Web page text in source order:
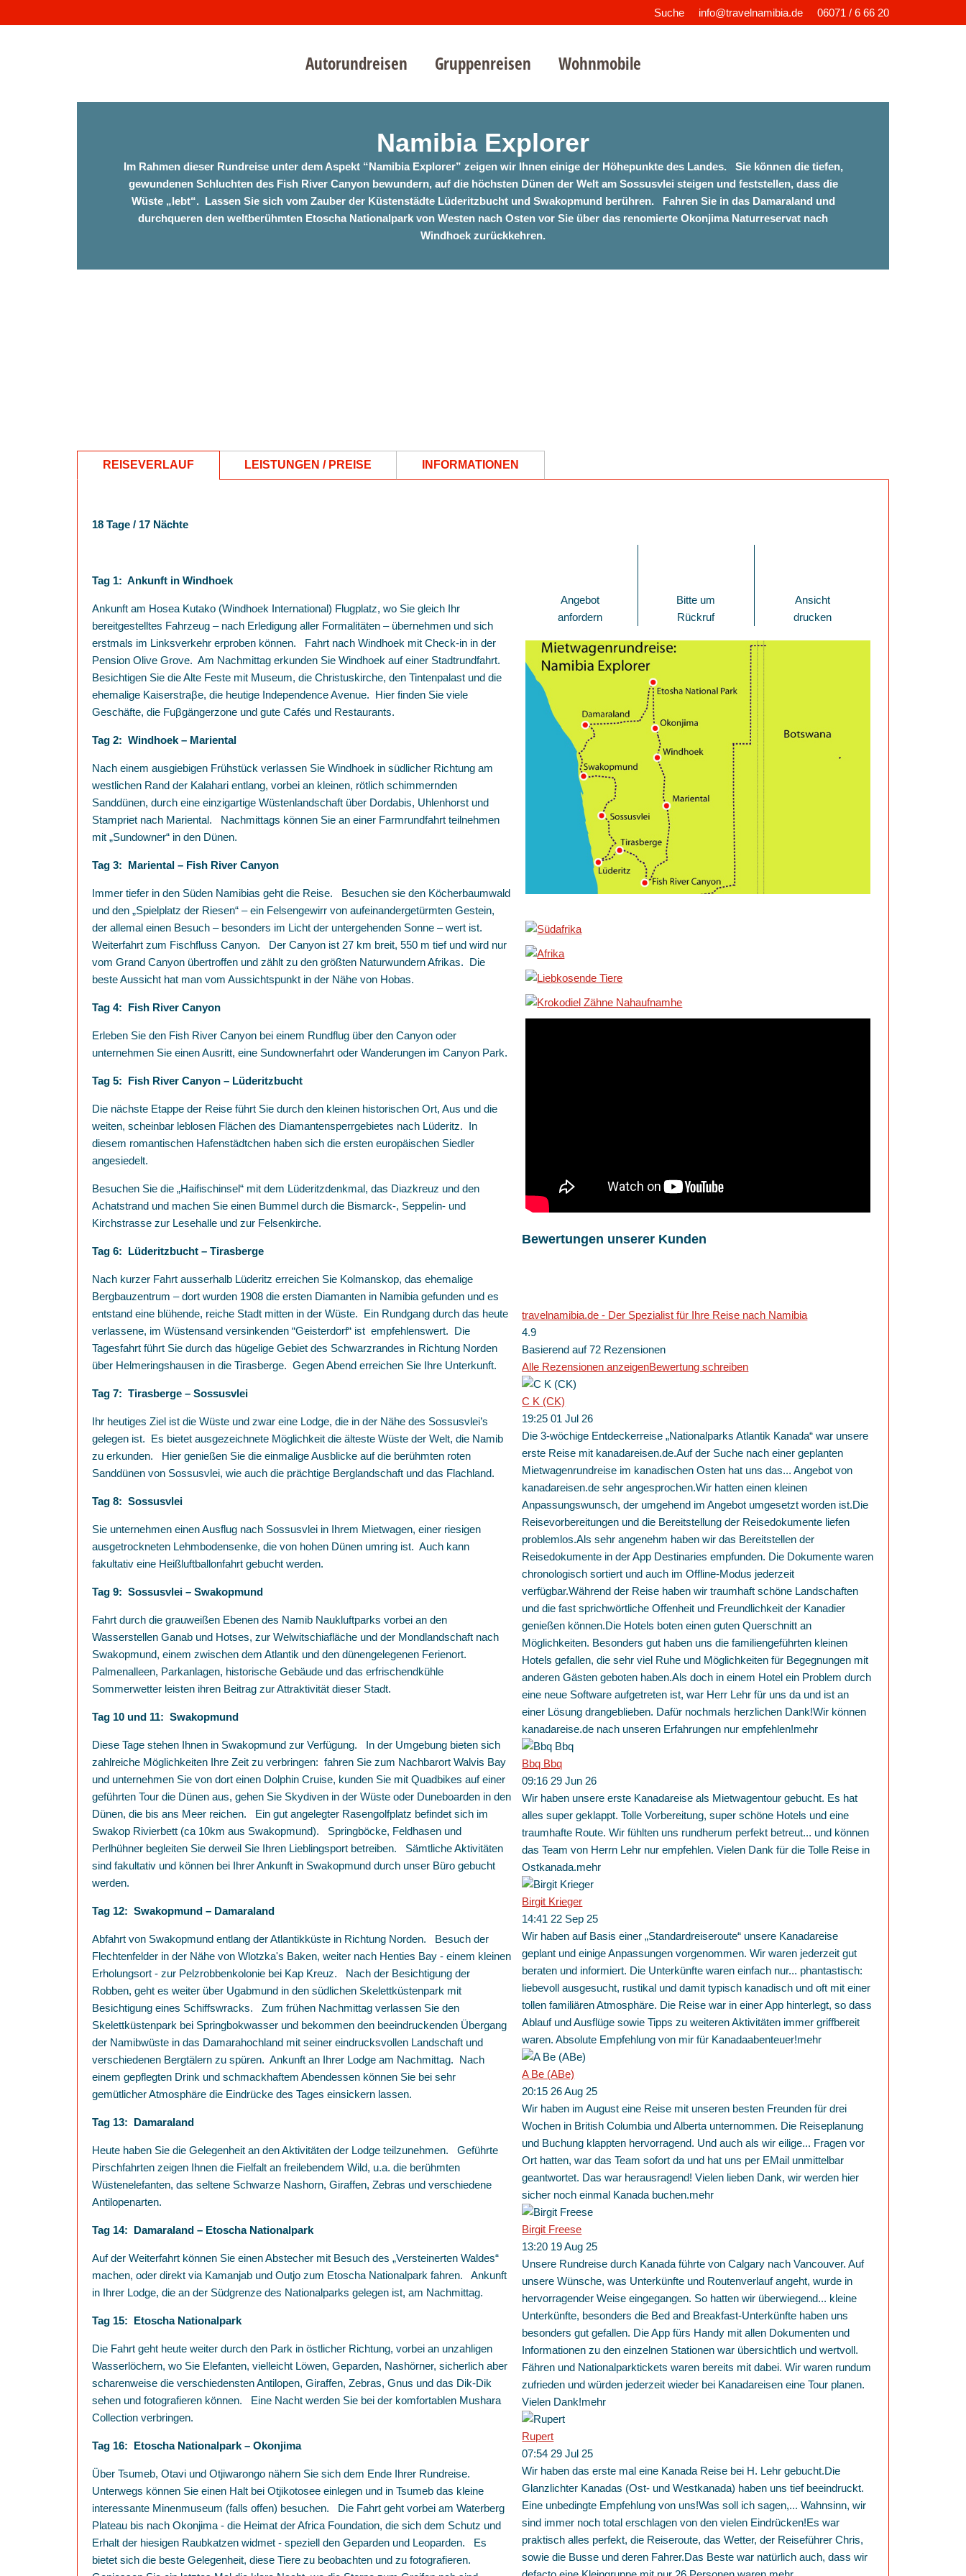
Suche info@travelnamibia.de 06071 / 6 66 20
Autorundreisen Gruppenreisen Wohnmobile
Namibia Explorer
Im Rahmen dieser Rundreise unter dem Aspekt “Namibia Explorer” zeigen wir Ihnen einige der Höhepunkte des Landes. Sie können die tiefen,
gewundenen Schluchten des Fish River Canyon bewundern, auf die höchsten Dünen der Welt am Sossusvlei steigen und feststellen, dass die
Wüste „lebt“. Lassen Sie sich vom Zauber der Küstenstädte Lüderitzbucht und Swakopmund berühren. Fahren Sie in das Damaraland und
durchqueren den weltberühmten Etoscha Nationalpark von Westen nach Osten vor Sie über das renomierte Okonjima Naturreservat nach
Windhoek zurückkehren.
REISEVERLAUF LEISTUNGEN / PREISE INFORMATIONEN
18 Tage / 17 Nächte
Tag 1: Ankunft in Windhoek
Ankunft am Hosea Kutako (Windhoek International) Flugplatz, wo Sie gleich Ihr
bereitgestelltes Fahrzeug – nach Erledigung aller Formalitäten – übernehmen und sich
erstmals im Linksverkehr erproben können. Fahrt nach Windhoek mit Check-in in der
Pension Olive Grove. Am Nachmittag erkunden Sie Windhoek auf einer Stadtrundfahrt.
Besichtigen Sie die Alte Feste mit Museum, die Christuskirche, den Tintenpalast und die
ehemalige Kaiserstraβe, die heutige Independence Avenue. Hier finden Sie viele
Geschäfte, die Fuβgängerzone und gute Cafés und Restaurants.
Tag 2: Windhoek – Mariental
Nach einem ausgiebigen Frühstück verlassen Sie Windhoek in südlicher Richtung am
westlichen Rand der Kalahari entlang, vorbei an kleinen, rötlich schimmernden
Sanddünen, durch eine einzigartige Wüstenlandschaft über Dordabis, Uhlenhorst und
Stampriet nach Mariental. Nachmittags können Sie an einer Farmrundfahrt teilnehmen
mit „Sundowner“ in den Dünen.
Tag 3: Mariental – Fish River Canyon
Immer tiefer in den Süden Namibias geht die Reise. Besuchen sie den Köcherbaumwald
und den „Spielplatz der Riesen“ – ein Felsengewirr von aufeinandergetürmten Gestein,
der allemal einen Besuch – besonders im Licht der untergehenden Sonne – wert ist.
Weiterfahrt zum Fischfluss Canyon. Der Canyon ist 27 km breit, 550 m tief und wird nur
vom Grand Canyon übertroffen und zählt zu den größten Naturwundern Afrikas. Die
beste Aussicht hat man vom Aussichtspunkt in der Nähe von Hobas.
Tag 4: Fish River Canyon
Erleben Sie den Fish River Canyon bei einem Rundflug über den Canyon oder
unternehmen Sie einen Ausritt, eine Sundownerfahrt oder Wanderungen im Canyon Park.
Tag 5: Fish River Canyon – Lüderitzbucht
Die nächste Etappe der Reise führt Sie durch den kleinen historischen Ort, Aus und die
weiten, scheinbar leblosen Flächen des Diamantensperrgebietes nach Lüderitz. In
diesem romantischen Hafenstädtchen haben sich die ersten europäischen Siedler
angesiedelt.
Besuchen Sie die „Haifischinsel“ mit dem Lüderitzdenkmal, das Diazkreuz und den
Achatstrand und machen Sie einen Bummel durch die Bismarck-, Seppelin- und
Kirchstrasse zur Lesehalle und zur Felsenkirche.
Tag 6: Lüderitzbucht – Tirasberge
Nach kurzer Fahrt ausserhalb Lüderitz erreichen Sie Kolmanskop, das ehemalige
Bergbauzentrum – dort wurden 1908 die ersten Diamanten in Namibia gefunden und es
entstand eine blühende, reiche Stadt mitten in der Wüste. Ein Rundgang durch das heute
verlassene, im Wüstensand versinkenden “Geisterdorf“ ist empfehlenswert. Die
Tagesfahrt führt Sie durch das hügelige Gebiet des Schwarzrandes in Richtung Norden
über Helmeringshausen in die Tirasberge. Gegen Abend erreichen Sie Ihre Unterkunft.
Tag 7: Tirasberge – Sossusvlei
Ihr heutiges Ziel ist die Wüste und zwar eine Lodge, die in der Nähe des Sossusvlei’s
gelegen ist. Es bietet ausgezeichnete Möglichkeit die älteste Wüste der Welt, die Namib
zu erkunden. Hier genießen Sie die einmalige Ausblicke auf die berühmten roten
Sanddünen von Sossusvlei, wie auch die prächtige Berglandschaft und das Flachland.
Tag 8: Sossusvlei
Sie unternehmen einen Ausflug nach Sossusvlei in Ihrem Mietwagen, einer riesigen
ausgetrockneten Lehmbodensenke, die von hohen Dünen umring ist. Auch kann
fakultativ eine Heißluftballonfahrt gebucht werden.
Tag 9: Sossusvlei – Swakopmund
Fahrt durch die grauweißen Ebenen des Namib Naukluftparks vorbei an den
Wasserstellen Ganab und Hotses, zur Welwitschiafläche und der Mondlandschaft nach
Swakopmund, einem zwischen dem Atlantik und den dünengelegenen Ferienort.
Palmenalleen, Parkanlagen, historische Gebäude und das erfrischendkühle
Sommerwetter leisten ihren Beitrag zur Attraktivität dieser Stadt.
Tag 10 und 11: Swakopmund
Diese Tage stehen Ihnen in Swakopmund zur Verfügung. In der Umgebung bieten sich
zahlreiche Möglichkeiten Ihre Zeit zu verbringen: fahren Sie zum Nachbarort Walvis Bay
und unternehmen Sie von dort einen Dolphin Cruise, kunden Sie mit Quadbikes auf einer
geführten Tour die Dünen aus, gehen Sie Skydiven in der Wüste oder Duneboarden in den
Dünen, die bis ans Meer reichen. Ein gut angelegter Rasengolfplatz befindet sich im
Swakop Rivierbett (ca 10km aus Swakopmund). Springböcke, Feldhasen und
Perlhühner begleiten Sie derweil Sie Ihren Lieblingsport betreiben. Sämtliche Aktivitäten
sind fakultativ und können bei Ihrer Ankunft in Swakopmund durch unser Büro gebucht
werden.
Tag 12: Swakopmund – Damaraland
Abfahrt von Swakopmund entlang der Atlantikküste in Richtung Norden. Besuch der
Flechtenfelder in der Nähe von Wlotzka's Baken, weiter nach Henties Bay - einem kleinen
Erholungsort - zur Pelzrobbenkolonie bei Kap Kreuz. Nach der Besichtigung der
Robben, geht es weiter über Ugabmund in den südlichen Skelettküstenpark mit
Besichtigung eines Schiffswracks. Zum frühen Nachmittag verlassen Sie den
Skelettküstenpark bei Springbokwasser und bekommen den beeindruckenden Übergang
der Namibwüste in das Damarahochland mit seiner eindrucksvollen Landschaft und
verschiedenen Bergtälern zu spüren. Ankunft an Ihrer Lodge am Nachmittag. Nach
einem gepflegten Drink und schmackhaftem Abendessen können Sie bei sehr
gemütlicher Atmosphäre die Eindrücke des Tages einsickern lassen.
Tag 13: Damaraland
Heute haben Sie die Gelegenheit an den Aktivitäten der Lodge teilzunehmen. Geführte
Pirschfahrten zeigen Ihnen die Fielfalt an freilebendem Wild, u.a. die berühmten
Wüstenelefanten, das seltene Schwarze Nashorn, Giraffen, Zebras und verschiedene
Antilopenarten.
Tag 14: Damaraland – Etoscha Nationalpark
Auf der Weiterfahrt können Sie einen Abstecher mit Besuch des „Versteinerten Waldes“
machen, oder direkt via Kamanjab und Outjo zum Etoscha Nationalpark fahren. Ankunft
in Ihrer Lodge, die an der Südgrenze des Nationalparks gelegen ist, am Nachmittag.
Tag 15: Etoscha Nationalpark
Die Fahrt geht heute weiter durch den Park in östlicher Richtung, vorbei an unzahligen
Wasserlöchern, wo Sie Elefanten, vielleicht Löwen, Geparden, Nashörner, sicherlich aber
scharenweise die verschiedensten Antilopen, Giraffen, Zebras, Gnus und das Dik-Dik
sehen und fotografieren können. Eine Nacht werden Sie bei der komfortablen Mushara
Collection verbringen.
Tag 16: Etoscha Nationalpark – Okonjima
Über Tsumeb, Otavi und Otjiwarongo nähern Sie sich dem Ende Ihrer Rundreise.
Unterwegs können Sie einen Halt bei Otjikotosee einlegen und in Tsumeb das kleine
interessante Minenmuseum (falls offen) besuchen. Die Fahrt geht vorbei am Waterberg
Plateau bis nach Okonjima - die Heimat der Africa Foundation, die sich dem Schutz und
Erhalt der hiesigen Raubkatzen widmet - speziell den Geparden und Leoparden. Es
bietet sich die beste Gelegenheit, diese Tiere zu beobachten und zu fotografieren.
Angebot
anfordern
Bitte um
Rückruf
Ansicht
drucken
Bewertungen unserer Kunden
travelnamibia.de - Der Spezialist für Ihre Reise nach Namibia
4.9
Basierend auf 72 Rezensionen
Alle Rezensionen anzeigenBewertung schreiben
C K (CK)
19:25 01 Jul 26
Die 3-wöchige Entdeckerreise „Nationalparks Atlantik Kanada“ war unsere
erste Reise mit kanadareisen.de.Auf der Suche nach einer geplanten
Mietwagenrundreise im kanadischen Osten hat uns das...Angebot von
kanadareisen.de sehr angesprochen.Wir hatten einen kleinen
Anpassungswunsch, der umgehend im Angebot umgesetzt worden ist.Die
Reisevorbereitungen und die Bereitstellung der Reisedokumente liefen
problemlos.Als sehr angenehm haben wir das Bereitstellen der
Reisedokumente in der App Destinaries empfunden. Die Dokumente waren
chronologisch sortiert und auch im Offline-Modus jederzeit
verfügbar.Während der Reise haben wir traumhaft schöne Landschaften
und die fast sprichwörtliche Offenheit und Freundlichkeit der Kanadier
genießen können.Die Hotels boten einen guten Querschnitt an
Möglichkeiten. Besonders gut haben uns die familiengeführten kleinen
Hotels gefallen, die sehr viel Ruhe und Möglichkeiten für Begegnungen mit
anderen Gästen geboten haben.Als doch in einem Hotel ein Problem durch
eine neue Software aufgetreten ist, war Herr Lehr für uns da und ist an
einer Lösung drangeblieben. Dafür nochmals herzlichen Dank!Wir können
kanadareise.de nach unseren Erfahrungen nur empfehlen!mehr
Bbq Bbq
09:16 29 Jun 26
Wir haben unsere erste Kanadareise als Mietwagentour gebucht. Es hat
alles super geklappt. Tolle Vorbereitung, super schöne Hotels und eine
traumhafte Route. Wir fühlten uns rundherum perfekt betreut... und können
das Team von Herrn Lehr nur empfehlen. Vielen Dank für die Tolle Reise in
Ostkanada.mehr
Birgit Krieger
14:41 22 Sep 25
Wir haben auf Basis einer „Standardreiseroute“ unsere Kanadareise
geplant und einige Anpassungen vorgenommen. Wir waren jederzeit gut
beraten und informiert. Die Unterkünfte waren einfach nur... phantastisch:
liebevoll ausgesucht, rustikal und damit typisch kanadisch und oft mit einer
tollen familiären Atmosphäre. Die Reise war in einer App hinterlegt, so dass
Ablauf und Ausflüge sowie Tipps zu weiteren Aktivitäten immer griffbereit
waren. Absolute Empfehlung von mir für Kanadaabenteuer!mehr
A Be (ABe)
20:15 26 Aug 25
Wir haben im August eine Reise mit unseren besten Freunden für drei
Wochen in British Columbia und Alberta unternommen. Die Reiseplanung
und Buchung klappten hervorragend. Und auch als wir eilige... Fragen vor
Ort hatten, war das Team sofort da und hat uns per EMail unmittelbar
geantwortet. Das war herausragend! Vielen lieben Dank, wir werden hier
sicher noch einmal Kanada buchen.mehr
Birgit Freese
13:20 19 Aug 25
Unsere Rundreise durch Kanada führte von Calgary nach Vancouver. Auf
unsere Wünsche, was Unterkünfte und Routenverlauf angeht, wurde in
hervorragender Weise eingegangen. So hatten wir überwiegend... kleine
Unterkünfte, besonders die Bed and Breakfast-Unterkünfte haben uns
besonders gut gefallen. Die App fürs Handy mit allen Dokumenten und
Informationen zu den einzelnen Stationen war übersichtlich und wertvoll.
Fähren und Nationalparktickets waren bereits mit dabei. Wir waren rundum
zufrieden und würden jederzeit wieder bei Kanadareisen eine Tour planen.
Vielen Dank!mehr
Rupert
07:54 29 Jul 25
Wir haben das erste mal eine Kanada Reise bei H. Lehr gebucht.Die
Glanzlichter Kanadas (Ost- und Westkanada) haben uns tief beeindruckt.
Eine unbedingte Empfehlung von uns!Was soll ich sagen,...Wahnsinn, wir
sind immer noch total erschlagen von den vielen Eindrücken!Es war
praktisch alles perfekt, die Reiseroute, das Wetter, der Reiseführer Chris,
sowie die Busse und deren Fahrer.Das Beste war natürlich auch, dass wir